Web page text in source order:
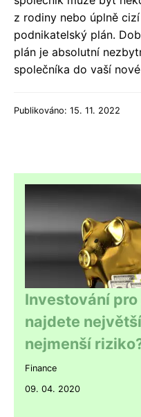
z rodiny nebo úplně
podnikatelský plán.
plán je absolutní
společníka do vaší
Publikováno: 15. 11. 2022
Investování
najdete
nejmenší
Finance
09. 04. 2020